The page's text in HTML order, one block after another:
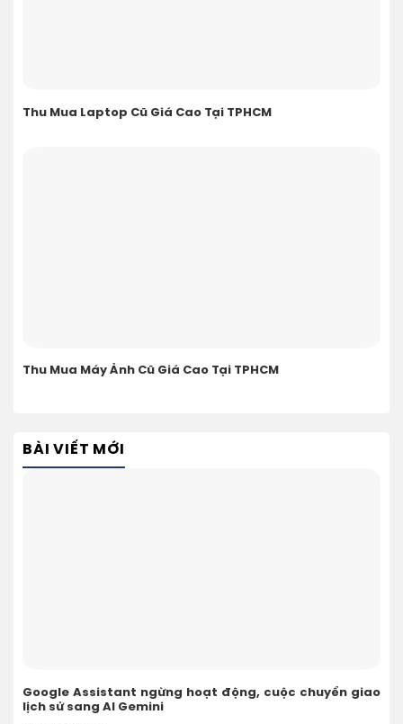
Thu Mua Laptop Cũ Giá Cao Tại TPHCM
Thu Mua Máy Ảnh Cũ Giá Cao Tại TPHCM
BÀI VIẾT MỚI
Google Assistant ngừng hoạt động, cuộc chuyển giao
lịch sử sang AI Gemini